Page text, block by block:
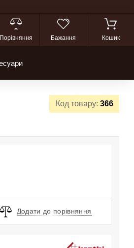
Порівняння Бажання Кошик
Код товару: 366
Додати до порівняння